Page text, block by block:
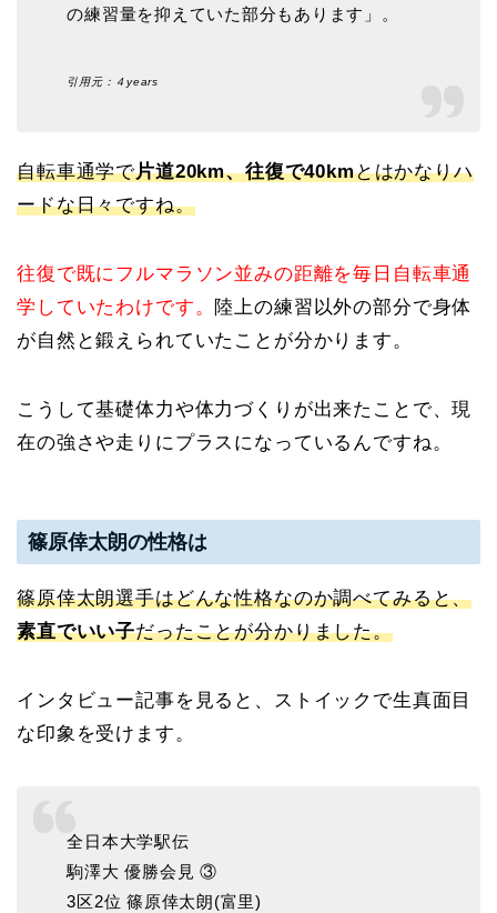
の練習量を抑えていた部分もあります」。
引用元：４years
自転車通学で片道20km、往復で40kmとはかなりハ
ードな日々ですね。
往復で既にフルマラソン並みの距離を毎日自転車通
学していたわけです。 陸上の練習以外の部分で身体
が自然と鍛えられていたことが分かります。
こうして基礎体力や体力づくりが出来たことで、現
在の強さや走りにプラスになっているんですね。
篠原倖太朗の性格は
篠原倖太朗選手はどんな性格なのか調べてみると、
素直でいい子だったことが分かりました。
インタビュー記事を見ると、ストイックで生真面目
な印象を受けます。
全日本大学駅伝
駒澤大 優勝会見 ③
3区2位 篠原倖太朗(富里)